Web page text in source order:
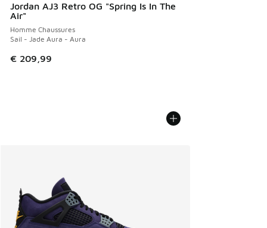
Jordan AJ3 Retro OG "Spring Is In The
Air"
Homme Chaussures
Sail - Jade Aura - Aura
€ 209,99